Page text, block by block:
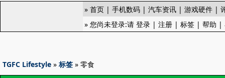
» 首页 | 手机数码 | 汽车资讯 | 游戏硬件 |
» 您尚未登录:请 登录 | 注册 | 标签 | 帮助 |
TGFC Lifestyle » 标签 » 零食